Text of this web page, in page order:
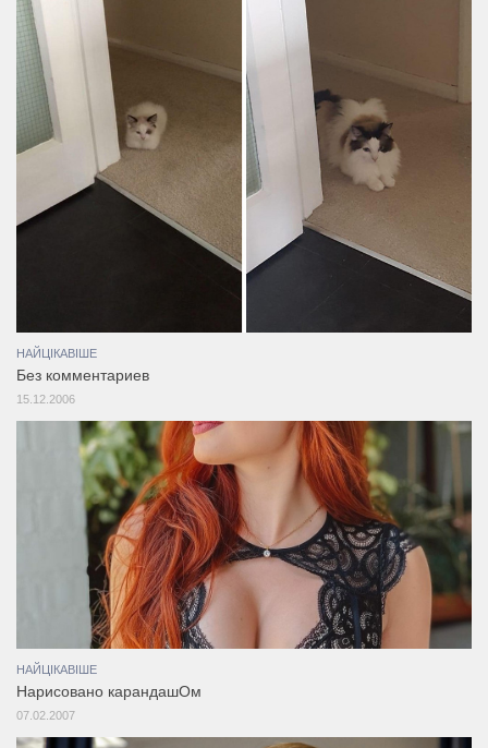
НАЙЦІКАВІШЕ
Без комментариев
15.12.2006
НАЙЦІКАВІШЕ
Нарисовано карандашОм
07.02.2007